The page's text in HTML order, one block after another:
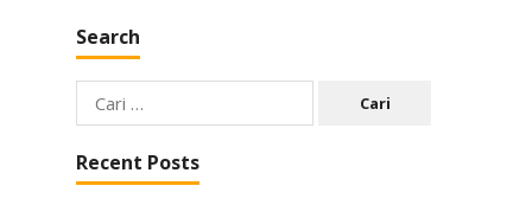
Search
Cari
untuk:
Recent Posts